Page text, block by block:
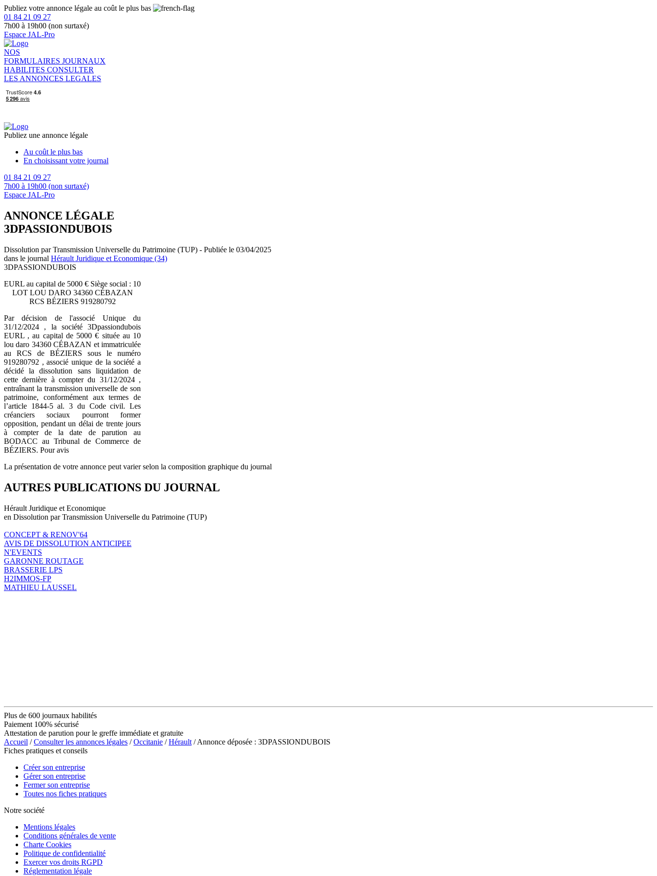
Publiez votre annonce légale au coût le plus bas
01 84 21 09 27
7h00 à 19h00 (non surtaxé)
Espace JAL-Pro
NOS
FORMULAIRES JOURNAUX
HABILITES CONSULTER
LES ANNONCES LEGALES
Publiez une annonce légale
Au coût le plus bas
En choisissant votre journal
01 84 21 09 27
7h00 à 19h00 (non surtaxé)
Espace JAL-Pro
ANNONCE LÉGALE
3DPASSIONDUBOIS
Dissolution par Transmission Universelle du Patrimoine (TUP) - Publiée le 03/04/2025
dans le journal Hérault Juridique et Economique (34)
3DPASSIONDUBOIS
EURL au capital de 5000 € Siège social : 10
LOT LOU DARO 34360 CÉBAZAN
RCS BÉZIERS 919280792
Par décision de l'associé Unique du
31/12/2024 , la société 3Dpassiondubois
EURL , au capital de 5000 € située au 10
lou daro 34360 CÉBAZAN et immatriculée
au RCS de BÉZIERS sous le numéro
919280792 , associé unique de la société a
décidé la dissolution sans liquidation de
cette dernière à compter du 31/12/2024 ,
entraînant la transmission universelle de son
patrimoine, conformément aux termes de
l’article 1844-5 al. 3 du Code civil. Les
créanciers sociaux pourront former
opposition, pendant un délai de trente jours
à compter de la date de parution au
BODACC au Tribunal de Commerce de
BÉZIERS. Pour avis
La présentation de votre annonce peut varier selon la composition graphique du journal
AUTRES PUBLICATIONS DU JOURNAL
Hérault Juridique et Economique
en Dissolution par Transmission Universelle du Patrimoine (TUP)
CONCEPT & RENOV'64
AVIS DE DISSOLUTION ANTICIPEE
N'EVENTS
GARONNE ROUTAGE
BRASSERIE LPS
H2IMMOS-FP
MATHIEU LAUSSEL
Plus de 600 journaux habilités
Paiement 100% sécurisé
Attestation de parution pour le greffe immédiate et gratuite
Accueil /Consulter les annonces légales /Occitanie /Hérault / Annonce déposée : 3DPASSIONDUBOIS
Fiches pratiques et conseils
Créer son entreprise
Gérer son entreprise
Fermer son entreprise
Toutes nos fiches pratiques
Notre société
Mentions légales
Conditions générales de vente
Charte Cookies
Politique de confidentialité
Exercer vos droits RGPD
Réglementation légale